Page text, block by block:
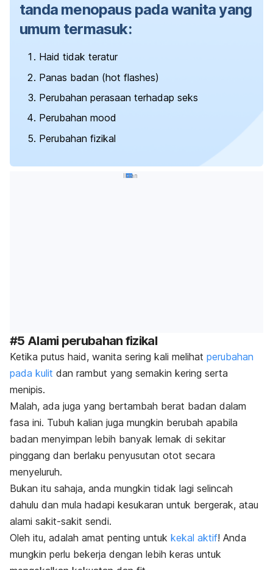
tanda menopaus pada wanita yang
umum termasuk:
Haid tidak teratur
Panas badan (hot flashes)
Perubahan perasaan terhadap seks
Perubahan mood
Perubahan fizikal
Iklan
#5 Alami perubahan fizikal
Ketika putus haid, wanita sering kali melihat perubahan
pada kulit dan rambut yang semakin kering serta
menipis.
Malah, ada juga yang bertambah berat badan dalam
fasa ini. Tubuh kalian juga mungkin berubah apabila
badan menyimpan lebih banyak lemak di sekitar
pinggang dan berlaku penyusutan otot secara
menyeluruh.
Bukan itu sahaja, anda mungkin tidak lagi selincah
dahulu dan mula hadapi kesukaran untuk bergerak, atau
alami sakit-sakit sendi.
Oleh itu, adalah amat penting untuk kekal aktif! Anda
mungkin perlu bekerja dengan lebih keras untuk